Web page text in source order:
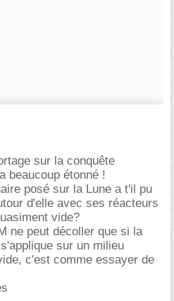
sur la conquête
beaucoup étonné !
posé sur la Lune a t'il pu
d'elle avec ses réacteurs
vide?
ne peut décoller que si la
sur un milieu
c'est comme essayer de